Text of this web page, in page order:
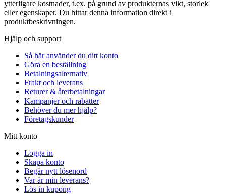
ytterligare kostnader, t.ex. på grund av produkternas vikt, storlek
eller egenskaper. Du hittar denna information direkt i
produktbeskrivningen.
Hjälp och support
Så här använder du ditt konto
Göra en beställning
Betalningsalternativ
Frakt och leverans
Returer & återbetalningar
Kampanjer och rabatter
Behöver du mer hjälp?
Företagskunder
Mitt konto
Logga in
Skapa konto
Begär nytt lösenord
Var är min leverans?
Lös in kupong